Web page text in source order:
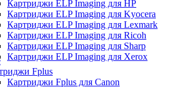
Картриджи ELP Imaging для HP
Картриджи ELP Imaging для Kyocera
Картриджи ELP Imaging для Lexmark
Картриджи ELP Imaging для Ricoh
Картриджи ELP Imaging для Sharp
Картриджи ELP Imaging для Xerox
Fplus
Картриджи Fplus для Canon